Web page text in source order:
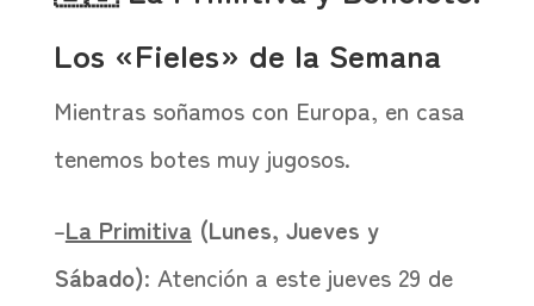
Los «Fieles» de la Semana
Mientras soñamos con Europa, en casa
tenemos botes muy jugosos.
–La Primitiva (Lunes, Jueves y
Sábado): Atención a este jueves 29 de